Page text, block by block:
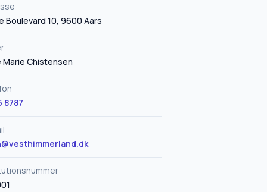
Boulevard 10, 9600 Aars
Marie Chistensen
8787